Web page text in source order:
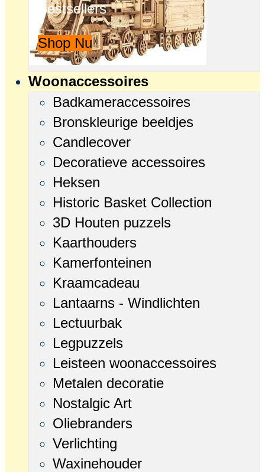
Bestsellers
Shop Nu
Woonaccessoires
Badkameraccessoires
Bronskleurige beeldjes
Candlecover
Decoratieve accessoires
Heksen
Historic Basket Collection
3D Houten puzzels
Kaarthouders
Kamerfonteinen
Kraamcadeau
Lantaarns - Windlichten
Lectuurbak
Legpuzzels
Leisteen woonaccessoires
Metalen decoratie
Nostalgic Art
Oliebranders
Verlichting
Waxinehouder